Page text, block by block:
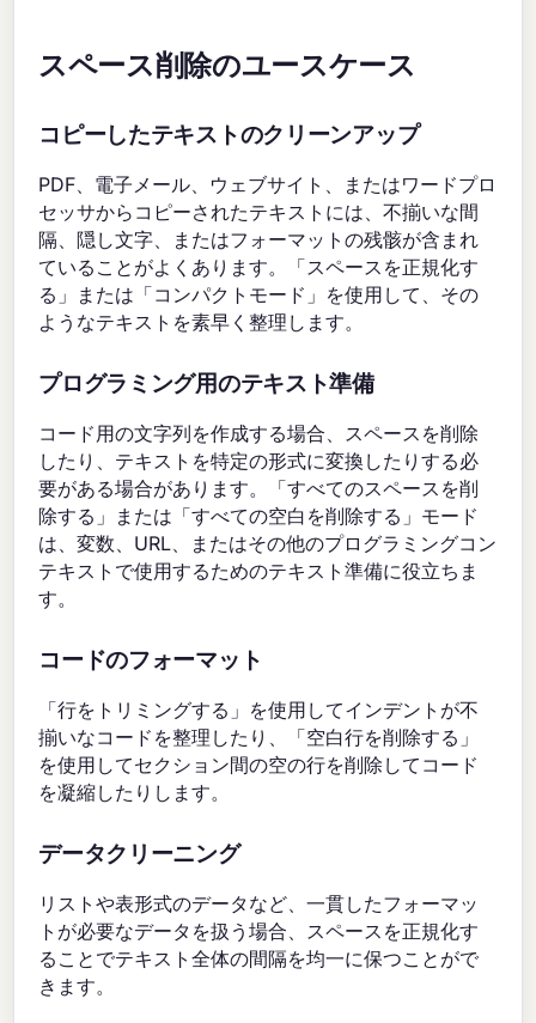
スペース削除のユースケース
コピーしたテキストのクリーンアップ
PDF、電子メール、ウェブサイト、またはワードプロ
セッサからコピーされたテキストには、不揃いな間
隔、隠し文字、またはフォーマットの残骸が含まれ
ていることがよくあります。「スペースを正規化す
る」または「コンパクトモード」を使用して、その
ようなテキストを素早く整理します。
プログラミング用のテキスト準備
コード用の文字列を作成する場合、スペースを削除
したり、テキストを特定の形式に変換したりする必
要がある場合があります。「すべてのスペースを削
除する」または「すべての空白を削除する」モード
は、変数、URL、またはその他のプログラミングコン
テキストで使用するためのテキスト準備に役立ちま
す。
コードのフォーマット
「行をトリミングする」を使用してインデントが不
揃いなコードを整理したり、「空白行を削除する」
を使用してセクション間の空の行を削除してコード
を凝縮したりします。
データクリーニング
リストや表形式のデータなど、一貫したフォーマッ
トが必要なデータを扱う場合、スペースを正規化す
ることでテキスト全体の間隔を均一に保つことがで
きます。